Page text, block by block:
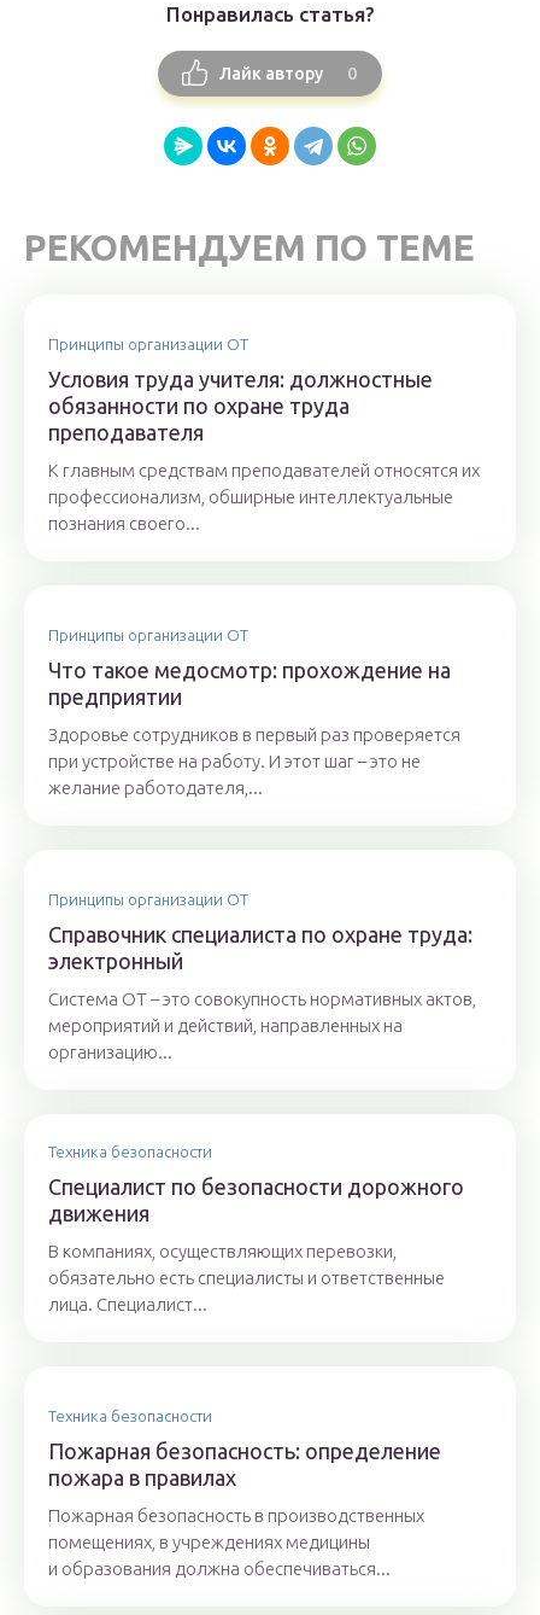
Понравилась статья?
Лайк автору 0
РЕКОМЕНДУЕМ ПО ТЕМЕ
Принципы организации ОТ
Условия труда учителя: должностные
обязанности по охране труда
преподавателя
К главным средствам преподавателей относятся их
профессионализм, обширные интеллектуальные
познания своего...
Принципы организации ОТ
Что такое медосмотр: прохождение на
предприятии
Здоровье сотрудников в первый раз проверяется
при устройстве на работу. И этот шаг – это не
желание работодателя,...
Принципы организации ОТ
Справочник специалиста по охране труда:
электронный
Система ОТ – это совокупность нормативных актов,
мероприятий и действий, направленных на
организацию...
Техника безопасности
Специалист по безопасности дорожного
движения
В компаниях, осуществляющих перевозки,
обязательно есть специалисты и ответственные
лица. Специалист...
Техника безопасности
Пожарная безопасность: определение
пожара в правилах
Пожарная безопасность в производственных
помещениях, в учреждениях медицины
и образования должна обеспечиваться...